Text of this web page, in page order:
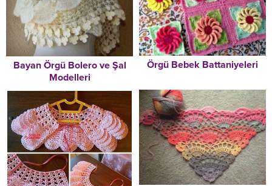
Bayan Örgü Bolero ve Şal
Modelleri
Örgü Bebek Battaniyeleri